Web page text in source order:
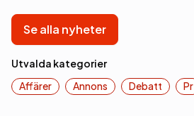
Se alla nyheter
Utvalda kategorier
Affärer
Annons Debatt Pr